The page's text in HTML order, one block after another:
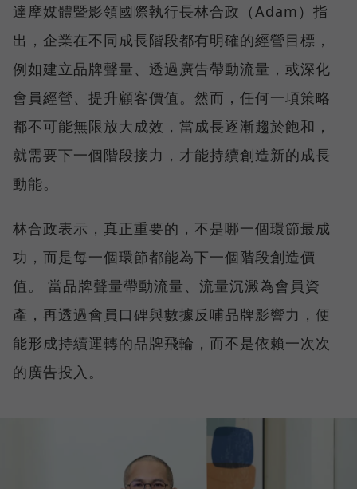
達摩媒體暨影領國際執行長林合政（Adam）指
出，企業在不同成長階段都有明確的經營目標，
例如建立品牌聲量、透過廣告帶動流量，或深化
會員經營、提升顧客價值。然而，任何一項策略
都不可能無限放大成效，當成長逐漸趨於飽和，
就需要下一個階段接力，才能持續創造新的成長
動能。
林合政表示，真正重要的，不是哪一個環節最成
功，而是每一個環節都能為下一個階段創造價
值。 當品牌聲量帶動流量、流量沉澱為會員資
產，再透過會員口碑與數據反哺品牌影響力，便
能形成持續運轉的品牌飛輪，而不是依賴一次次
的廣告投入。